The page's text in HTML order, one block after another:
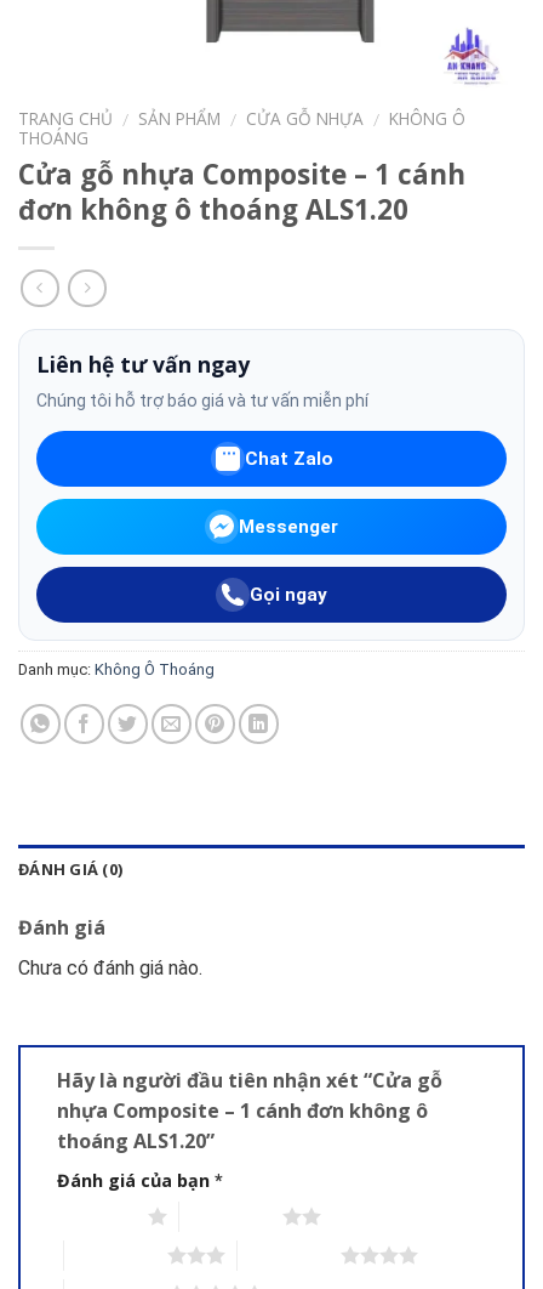
TRANG CHỦ / SẢN PHẨM / CỬA GỖ NHỰA / KHÔNG Ô
THOÁNG
Cửa gỗ nhựa Composite – 1 cánh
đơn không ô thoáng ALS1.20
Liên hệ tư vấn ngay
Chúng tôi hỗ trợ báo giá và tư vấn miễn phí
Chat Zalo
Messenger
Gọi ngay
Danh mục: Không Ô Thoáng
ĐÁNH GIÁ (0)
Đánh giá
Chưa có đánh giá nào.
Hãy là người đầu tiên nhận xét “Cửa gỗ
nhựa Composite – 1 cánh đơn không ô
thoáng ALS1.20”
Đánh giá của bạn *